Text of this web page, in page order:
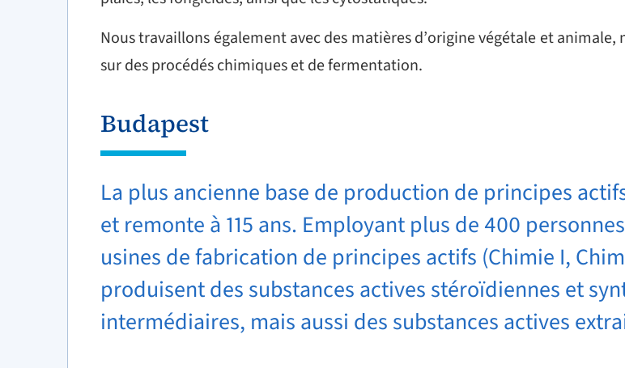
Nous travaillons également avec des matières d’origine végétale et
sur des procédés chimiques et de fermentation.
Budapest
La plus ancienne base de production de principes
et remonte à 115 ans. Employant plus de 400
usines de fabrication de principes actifs (Chimie I,
produisent des substances actives stéroïdiennes et
intermédiaires, mais aussi des substances actives